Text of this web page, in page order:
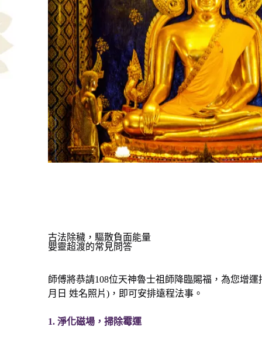
古法除穢，驅散負面能量
嬰靈超渡的常見問答
師傅將恭請108位天神魯士祖師降臨賜福，為您增
月日 ‭‮名姓‬‬照片)，即可安排遠程法事。
1. 淨化磁場，掃除霉運